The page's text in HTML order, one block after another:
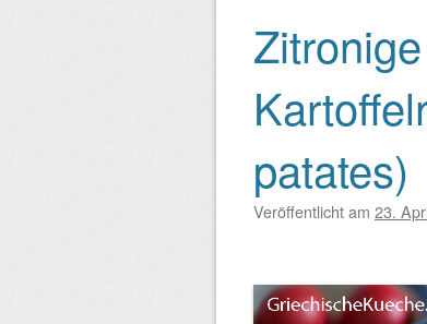
patates)
Veröffentlicht am 23.